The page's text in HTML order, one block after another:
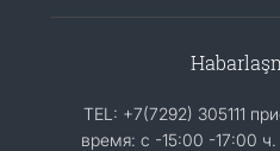
TEL: +7(7292) 305111
время: с -15:00 -17:00